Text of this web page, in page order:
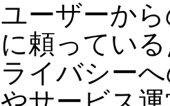
ユーザーか
に頼ってい
ライバシー